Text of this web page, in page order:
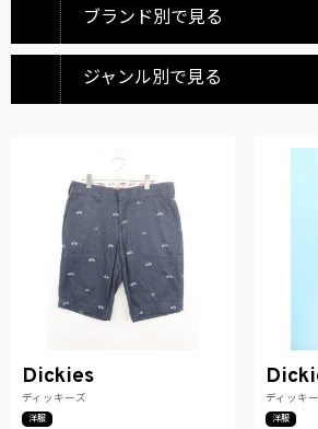
ブランド別で見る
ジャンル別で見る
Dickies
ディッキーズ
洋服
ディッキ
洋服